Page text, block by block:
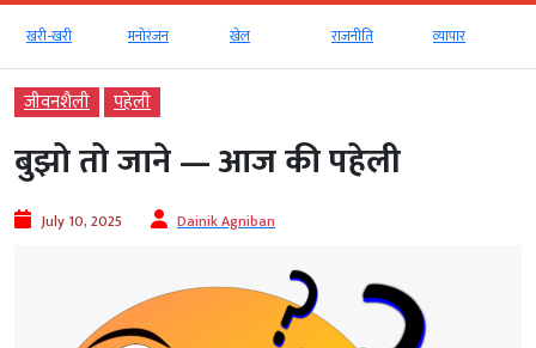
खरी-खरी मनोरंजन खेल राजनीति व्‍यापार
जीवनशैली पहेली
बुझो तो जाने — आज की पहेली
July 10, 2025 Dainik Agniban